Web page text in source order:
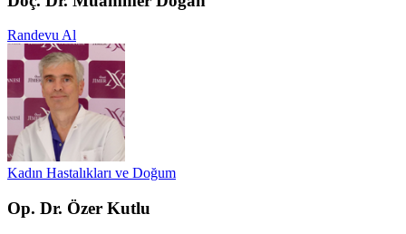
Randevu Al
Kadın Hastalıkları ve Doğum
Op. Dr. Özer Kutlu